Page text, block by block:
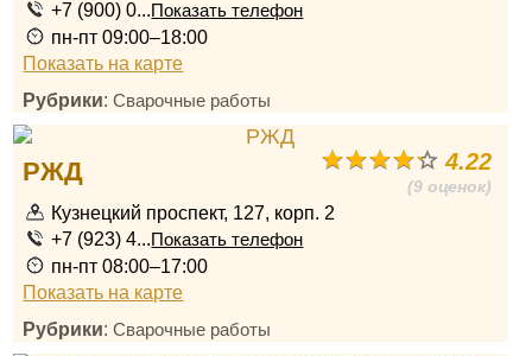
+7 (900) 0...Показать телефон
пн-пт 09:00–18:00
Показать на карте
Рубрики:Сварочные работы
4.22
(9 оценок)
РЖД
Кузнецкий проспект, 127, корп. 2
+7 (923) 4...Показать телефон
пн-пт 08:00–17:00
Показать на карте
Рубрики:Сварочные работы